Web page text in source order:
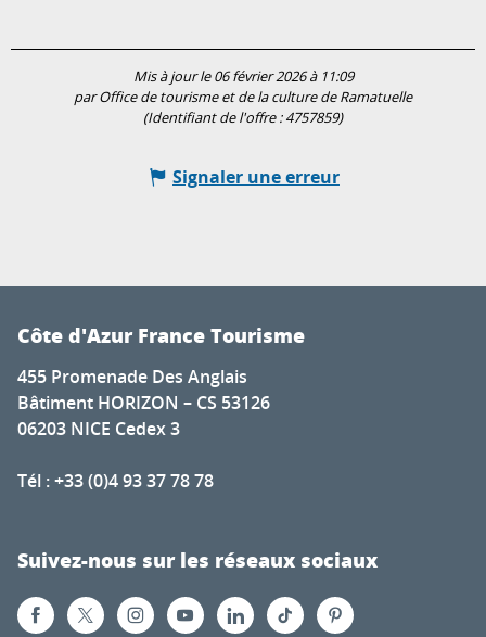
Mis à jour le 06 février 2026 à 11:09
par Office de tourisme et de la culture de Ramatuelle
(Identifiant de l'offre :4757859)
Signaler une erreur
Côte d'Azur France Tourisme
455 Promenade Des Anglais
Bâtiment HORIZON – CS 53126
06203 NICE Cedex 3
Tél : +33 (0)4 93 37 78 78
Suivez-nous sur les réseaux sociaux